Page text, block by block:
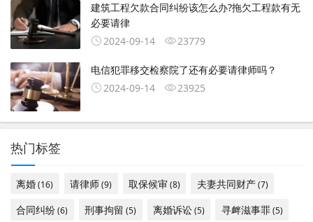
建筑工程欠款合同纠纷该怎么办?拖欠工程款有无
必要请律
2024-09-14
23779
电信犯罪移交检察院了还有必要请律师吗？
2024-09-14
23925
热门标签
离婚(16) 请律师(9) 取保候审(8) 夫妻共同财产(7)
合同纠纷(6) 刑事拘留 (5) 离婚诉讼(5) 寻衅滋事罪(5)